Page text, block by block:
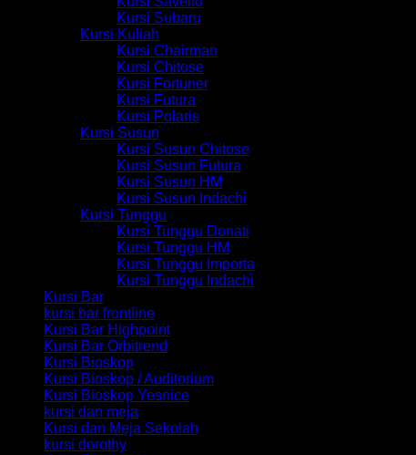
Kursi Subaru
Kursi Kuliah
Kursi Chairman
Kursi Chitose
Kursi Fortuner
Kursi Futura
Kursi Polaris
Kursi Susun
Kursi Susun Chitose
Kursi Susun Futura
Kursi Susun HM
Kursi Susun Indachi
Kursi Tunggu
Kursi Tunggu Donati
Kursi Tunggu HM
Kursi Tunggu Importa
Kursi Tunggu Indachi
Kursi Bar
kursi bar frontline
Kursi Bar Highpoint
Kursi Bar Orbitrend
Kursi Bioskop
Kursi Bioskop / Auditorium
Kursi Bioskop Yesnice
kursi dan meja
Kursi dan Meja Sekolah
kursi dorothy